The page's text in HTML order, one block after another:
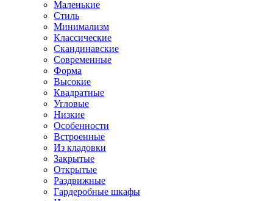
Маленькие
Стиль
Минимализм
Классические
Скандинавские
Современные
Форма
Высокие
Квадратные
Угловые
Низкие
Особенности
Встроенные
Из кладовки
Закрытые
Открытые
Раздвижные
Гардеробные шкафы